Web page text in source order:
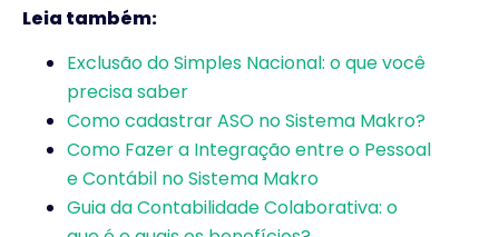
Leia também:
Exclusão do Simples Nacional: o que você
precisa saber
Como cadastrar ASO no Sistema Makro?
Como Fazer a Integração entre o Pessoal
e Contábil no Sistema Makro
Guia da Contabilidade Colaborativa: o